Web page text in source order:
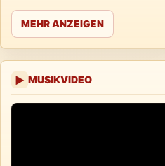
MEHR ANZEIGEN
▶ MUSIKVIDEO